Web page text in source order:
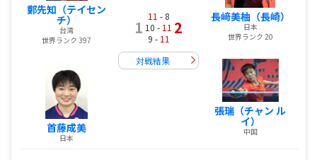
鄭先知（テイセン
チ）
台湾
世界ランク 397
首藤成美
日本
1
11 - 8
10 - 11
9 - 11
2
対戦結果
長﨑美柚（長崎）
日本
世界ランク 20
張瑞（チャン ル
イ）
中国